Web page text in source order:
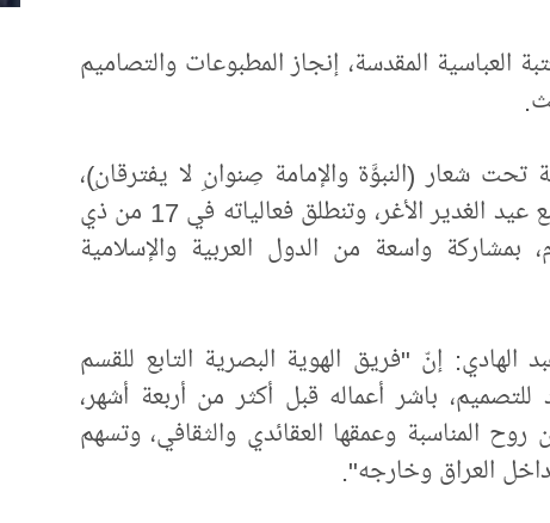
العباسية المقدسة، إنجاز المطبوعات والتصاميم
تحت شعار (النبوَّة والإمامة صِنوانِ لا يفترقانِ)،
وبعنوان (وصايا الأئمة رشدٌ وتقوى)، تزامنًا مع عيد الغدير الأغر، وتنطلق فعالياته في 17 من ذي
1446هـ، الموافق 14/ 6/ 2025م، بمشاركة واسعة من الدول العربية والإسلامية
إنّ "فريق الهوية البصرية التابع للقسم
باشر أعماله قبل أكثر من أربعة أشهر،
المناسبة وعمقها العقائدي والثقافي، وتسهم
العراق وخارجه".